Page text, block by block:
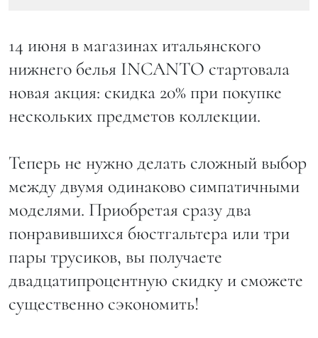
14 июня в магазинах итальянского
нижнего белья INCANTO стартовала
новая акция: скидка 20% при покупке
нескольких предметов коллекции.
Теперь не нужно делать сложный выбор
между двумя одинаково симпатичными
моделями. Приобретая сразу два
понравившихся бюстгальтера или три
пары трусиков, вы получаете
двадцатипроцентную скидку и сможете
существенно сэкономить!